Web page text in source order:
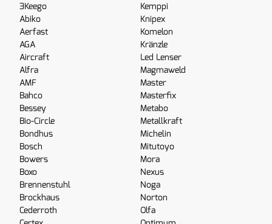
3Keego
Abiko
Aerfast
AGA
Aircraft
Alfra
AMF
Bahco
Bessey
Bio-Circle
Bondhus
Bosch
Bowers
Boxo
Brennenstuhl
Brockhaus
Cederroth
Kemppi
Knipex
Komelon
Kränzle
Led Lenser
Magmaweld
Master
Masterfix
Metabo
Metallkraft
Michelin
Mitutoyo
Mora
Nexus
Noga
Norton
Olfa